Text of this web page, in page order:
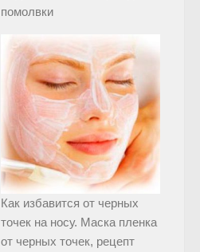
помолвки
Как избавится от черных
точек на носу. Маска пленка
от черных точек, рецепт